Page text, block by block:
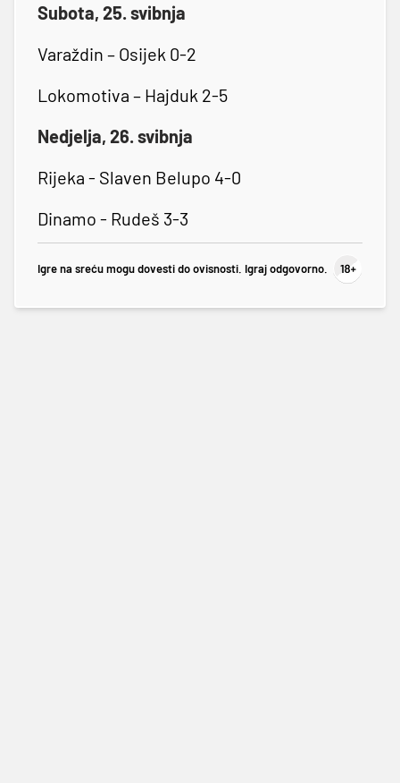
Subota, 25. svibnja
Varaždin – Osijek 0-2
Lokomotiva – Hajduk 2-5
Nedjelja, 26. svibnja
Rijeka - Slaven Belupo 4-0
Dinamo - Rudeš 3-3
Igre na sreću mogu dovesti do ovisnosti. Igraj odgovorno.